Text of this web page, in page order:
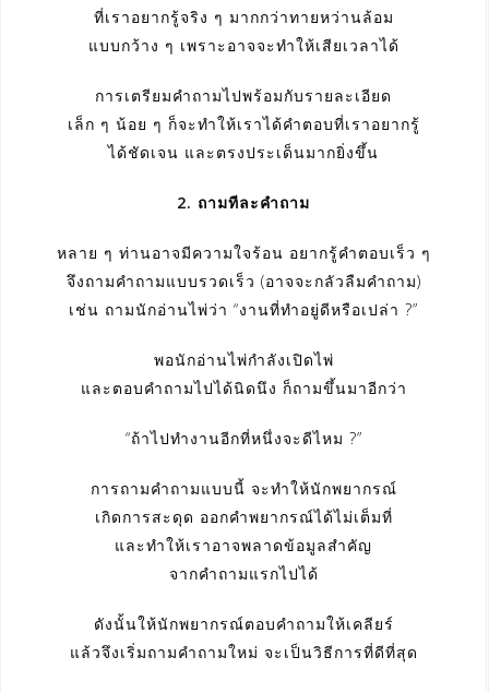
ที่เราอยากรู้จริง ๆ มากกว่าทายหว่านล้อม
แบบกว้าง ๆ เพราะอาจจะทำให้เสียเวลาได้
การเตรียมคำถามไปพร้อมกับรายละเอียด
เล็ก ๆ น้อย ๆ ก็จะทำให้เราได้คำตอบที่เราอยากรู้
ได้ชัดเจน และตรงประเด็นมากยิ่งขึ้น
2. ถามทีละคำถาม
หลาย ๆ ท่านอาจมีความใจร้อน อยากรู้คำตอบเร็ว ๆ
จึงถามคำถามแบบรวดเร็ว (อาจจะกลัวลืมคำถาม)
เช่น ถามนักอ่านไพ่ว่า “งานที่ทำอยู่ดีหรือเปล่า ?”
พอนักอ่านไพ่กำลังเปิดไพ่
และตอบคำถามไปได้นิดนึง ก็ถามขึ้นมาอีกว่า
“ถ้าไปทำงานอีกที่หนึ่งจะดีไหม ?”
การถามคำถามแบบนี้ จะทำให้นักพยากรณ์
เกิดการสะดุด ออกคำพยากรณ์ได้ไม่เต็มที่
และทำให้เราอาจพลาดข้อมูลสำคัญ
จากคำถามแรกไปได้
ดังนั้นให้นักพยากรณ์ตอบคำถามให้เคลียร์
แล้วจึงเริ่มถามคำถามใหม่ จะเป็นวิธีการที่ดีที่สุด